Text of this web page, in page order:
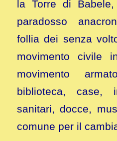
la Torre di
paradosso
follia dei senza
movimento civile
movimento
biblioteca, case,
sanitari, docce,
comune per il